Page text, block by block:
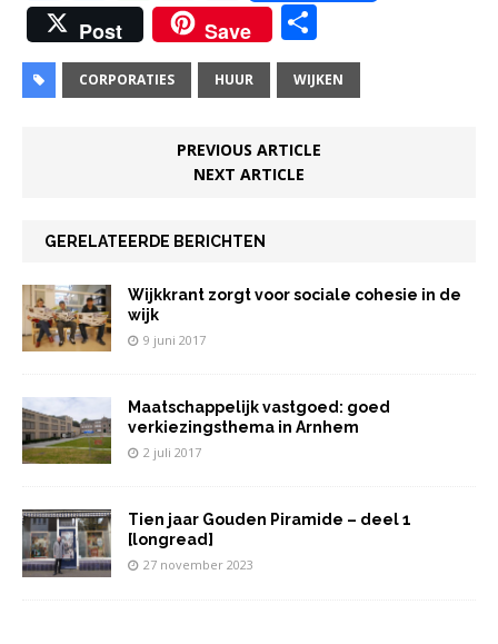
a
c
e
k
w
it
te
h
at
s
m
ai
l
n
k
e
n
Post
Save
el
e
CORPORATIES HUUR WIJKEN
PREVIOUS ARTICLE
NEXT ARTICLE
GERELATEERDE BERICHTEN
Wijkkrant zorgt voor sociale cohesie in de
wijk
9 juni 2017
Maatschappelijk vastgoed: goed
verkiezingsthema in Arnhem
2 juli 2017
Tien jaar Gouden Piramide – deel 1
[longread]
27 november 2023